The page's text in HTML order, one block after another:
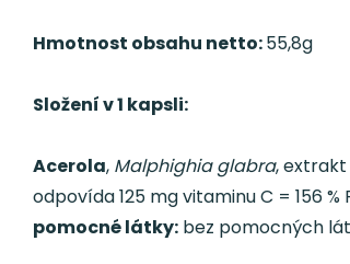
Hmotnost obsahu netto:55,8g
Složení v 1 kapsli:
Acerola, Malphighia glabra, extrakt
odpovída 125 mg vitaminu C = 156
pomocné látky: bez pomocných